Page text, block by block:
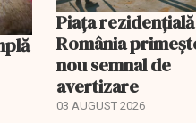
Piața
România
nou semnal de
avertizare
03 AUGUST 2026